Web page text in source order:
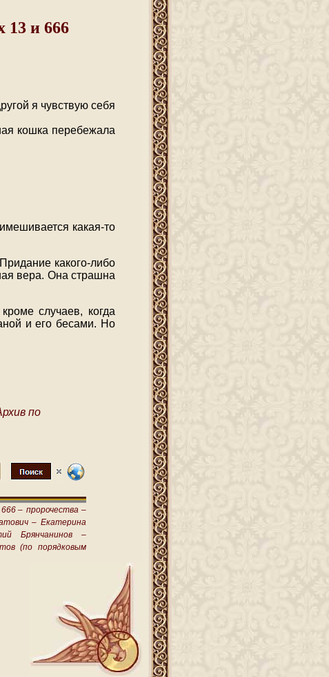
13 и 666
я чувствую себя
кошка перебежала
какая-то
какого-либо
вера. Она страшна
случаев, когда
и его бесами. Но
по
– пророчества –
– Екатерина
Брянчанинов –
(по порядковым